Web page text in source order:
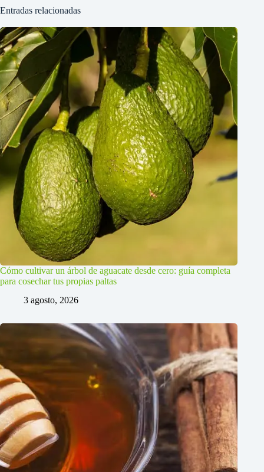
Entradas relacionadas
Cómo cultivar un árbol de aguacate desde cero: guía completa
para cosechar tus propias paltas
3 agosto, 2026